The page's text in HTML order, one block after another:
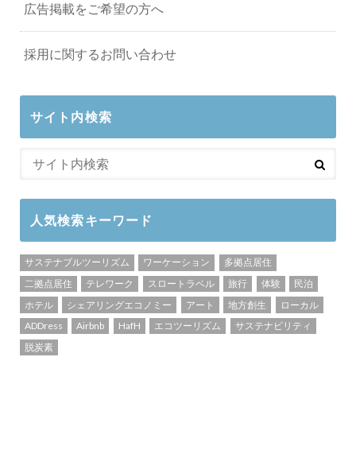
広告掲載をご希望の方へ
採用に関するお問い合わせ
サイト内検索
人気検索キーワード
サステナブルツーリズム ワーケーション
多拠点居住
二拠点居住
テレワーク スロートラベル 旅行 体験
民泊
ホテル
シェアリングエコノミー アート 地方創生
ローカル
ADDress
Airbnb HafH エコツーリズム
サステナビリティ
脱炭素